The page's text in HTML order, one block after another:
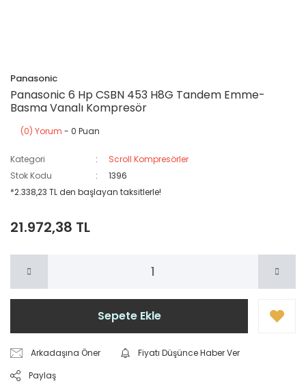
Panasonic
Panasonic 6 Hp CSBN 453 H8G Tandem Emme-
Basma Vanalı Kompresör
(0) Yorum - 0 Puan
Kategori
Scroll Kompresörler
Stok Kodu
1396
*2.338,23 TL den başlayan taksitlerle!
21.972,38 TL
Sepete Ekle
Arkadaşına Öner
Fiyatı Düşünce Haber Ver
Paylaş